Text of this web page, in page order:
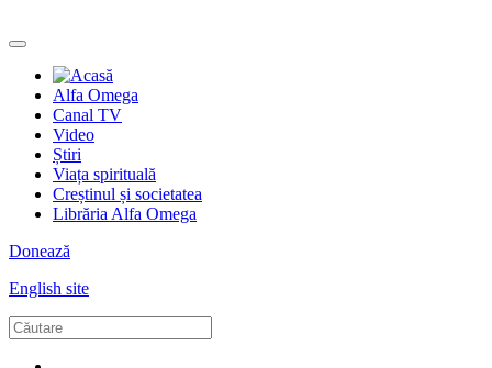
Alfa Omega
Canal TV
Video
Știri
Viața spirituală
Creștinul și societatea
Librăria Alfa Omega
Donează
English site